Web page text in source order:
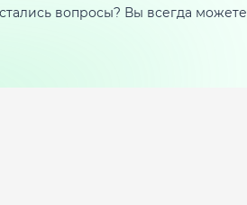
вопросы? Вы всегда можете